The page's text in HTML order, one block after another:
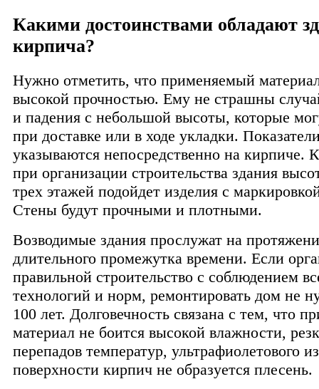
Какими достоинствами обладают
кирпича?
Нужно отметить, что применяемый
высокой прочностью. Ему не страшны
и падения с небольшой высоты, которые
при доставке или в ходе укладки.
указываются непосредственно на кирпиче.
при организации строительства здания
трех этажей подойдет изделия с
Стены будут прочными и плотными.
Возводимые здания прослужат на
длительного промежутка времени. Если
правильной строительство с соблюдением
технологий и норм, ремонтировать дом не
100 лет. Долговечность связана с тем, что
материал не боится высокой влажности,
перепадов температур, ультрафиолетового
поверхности кирпич не образуется плесень.